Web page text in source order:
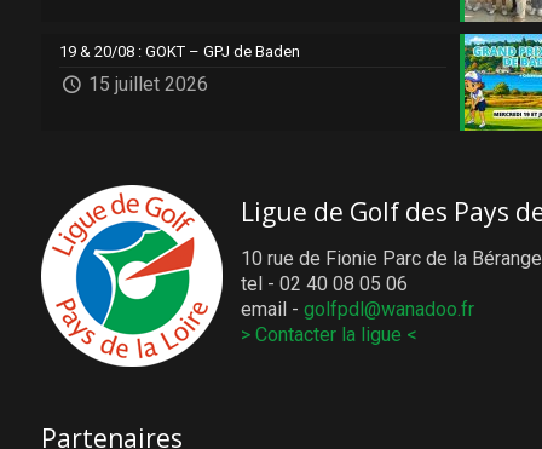
19 & 20/08 : GOKT – GPJ de Baden
15 juillet 2026
Ligue de Golf des Pays
10 rue de Fionie Parc de la
tel - 02 40 08 05 06
email - golfpdl@wanadoo.fr
> Contacter la ligue <
Partenaires